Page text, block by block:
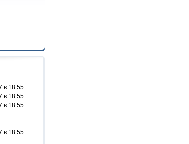
в 18:55
в 18:55
в 18:55
в 18:55